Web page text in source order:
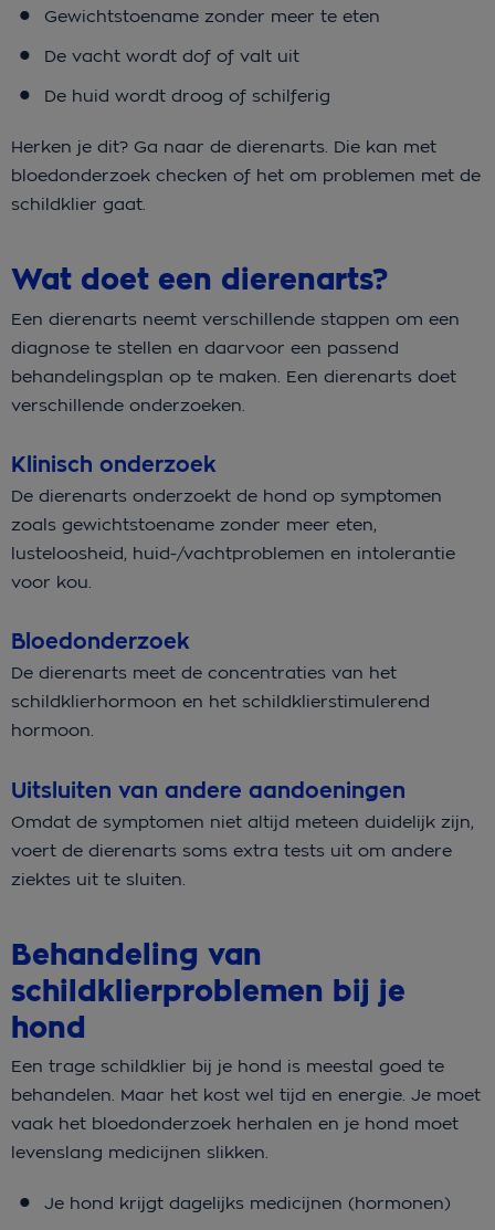
Gewichtstoename zonder meer te eten
De vacht wordt dof of valt uit
De huid wordt droog of schilferig
Herken je dit? Ga naar de dierenarts. Die kan met
bloedonderzoek checken of het om problemen met de
schildklier gaat.
Wat doet een dierenarts?
Een dierenarts neemt verschillende stappen om een
diagnose te stellen en daarvoor een passend
behandelingsplan op te maken. Een dierenarts doet
verschillende onderzoeken.
Klinisch onderzoek
De dierenarts onderzoekt de hond op symptomen
zoals gewichtstoename zonder meer eten,
lusteloosheid, huid-/vachtproblemen en intolerantie
voor kou.
Bloedonderzoek
De dierenarts meet de concentraties van het
schildklierhormoon en het schildklierstimulerend
hormoon.
Uitsluiten van andere aandoeningen
Omdat de symptomen niet altijd meteen duidelijk zijn,
voert de dierenarts soms extra tests uit om andere
ziektes uit te sluiten.
Behandeling van
schildklierproblemen bij je
hond
Een trage schildklier bij je hond is meestal goed te
behandelen. Maar het kost wel tijd en energie. Je moet
vaak het bloedonderzoek herhalen en je hond moet
levenslang medicijnen slikken.
Je hond krijgt dagelijks medicijnen (hormonen)